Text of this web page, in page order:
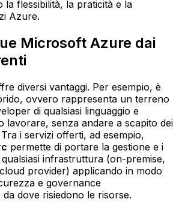
la flessibilità, la praticità e la
Azure.
Microsoft Azure dai
diversi vantaggi. Per esempio, è
ovvero rappresenta un terreno
di qualsiasi linguaggio e
lavorare, senza andare a scapito dei
i servizi offerti, ad esempio,
permette di portare la gestione e i
infrastruttura (on-premise,
provider) applicando in modo
e governance
dove risiedono le risorse.